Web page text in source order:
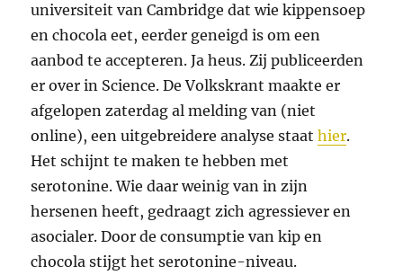
universiteit van Cambridge dat wie kippensoep
en chocola eet, eerder geneigd is om een
aanbod te accepteren. Ja heus. Zij publiceerden
er over in Science. De Volkskrant maakte er
afgelopen zaterdag al melding van (niet
online), een uitgebreidere analyse staathier.
Het schijnt te maken te hebben met
serotonine. Wie daar weinig van in zijn
hersenen heeft, gedraagt zich agressiever en
asocialer. Door de consumptie van kip en
chocola stijgt het serotonine-niveau.